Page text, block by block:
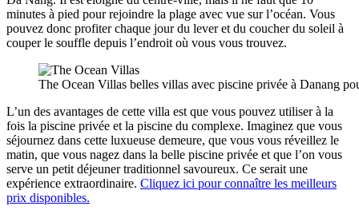
minutes à pied pour rejoindre la plage avec vue sur l’océan. Vous
pouvez donc profiter chaque jour du lever et du coucher du soleil à
couper le souffle depuis l’endroit où vous vous trouvez.
The Ocean Villas belles villas avec piscine privée à Danang
L’un des avantages de cette villa est que vous pouvez utiliser à la
fois la piscine privée et la piscine du complexe. Imaginez que vous
séjournez dans cette luxueuse demeure, que vous vous réveillez le
matin, que vous nagez dans la belle piscine privée et que l’on vous
serve un petit déjeuner traditionnel savoureux. Ce serait une
expérience extraordinaire. Cliquez ici pour connaître les meilleurs
prix disponibles.